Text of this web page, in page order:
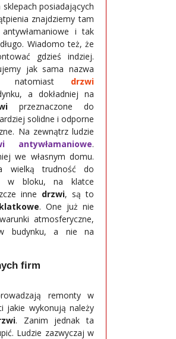
posiadających
znajdziemy tam
i tak
Wiadomo też, że
gdzieś indziej.
jak sama nazwa
natomiast drzwi
a dokładniej na
przeznaczone do
solidne i odporne
Na zewnątrz ludzie
antywłamaniowe.
we własnym domu.
wielką trudność do
w bloku, na klatce
inne drzwi, są to
. One już nie
atmosferyczne,
budynku, a nie na
firm
remonty w
jakie wykonują należy
. Zanim jednak ta
Ludzie zazwyczaj w